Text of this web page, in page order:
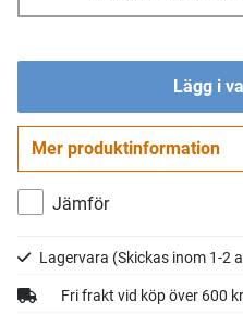
Lägg i
Gå till
Mer produktinformation
Jämför
Lagervara (Skickas inom 1-2
Fri frakt vid köp över 600